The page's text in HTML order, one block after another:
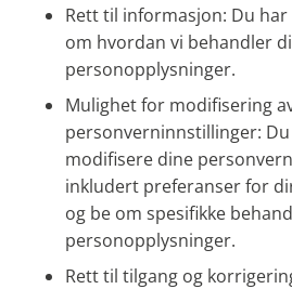
Rett til informasjon: Du
om hvordan vi behandler
personopplysninger.
Mulighet for modifisering
personverninnstillinger:
modifisere dine
inkludert preferanser for
og be om spesifikke
personopplysninger.
Rett til tilgang og